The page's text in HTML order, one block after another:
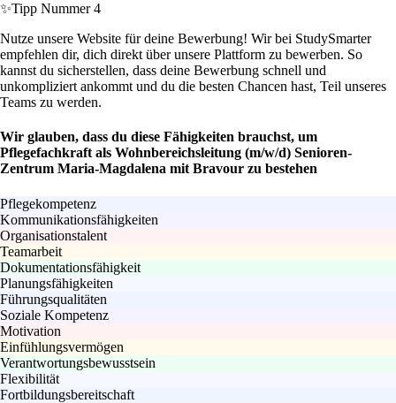
✨Tipp Nummer 4
Nutze unsere Website für deine Bewerbung! Wir bei StudySmarter
empfehlen dir, dich direkt über unsere Plattform zu bewerben. So
kannst du sicherstellen, dass deine Bewerbung schnell und
unkompliziert ankommt und du die besten Chancen hast, Teil unseres
Teams zu werden.
Wir glauben, dass du diese Fähigkeiten brauchst, um
Pflegefachkraft als Wohnbereichsleitung (m/w/d) Senioren-
Zentrum Maria-Magdalena mit Bravour zu bestehen
Pflegekompetenz
Kommunikationsfähigkeiten
Organisationstalent
Teamarbeit
Dokumentationsfähigkeit
Planungsfähigkeiten
Führungsqualitäten
Soziale Kompetenz
Motivation
Einfühlungsvermögen
Verantwortungsbewusstsein
Flexibilität
Fortbildungsbereitschaft